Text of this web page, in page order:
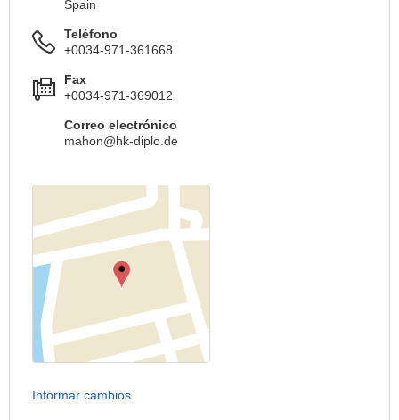
Spain
Teléfono
+0034-971-361668
Fax
+0034-971-369012
Correo electrónico
mahon@hk-diplo.de
Informar cambios